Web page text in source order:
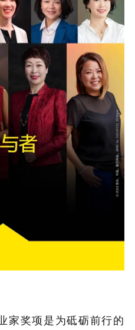
家奖项是为砥砺前行的